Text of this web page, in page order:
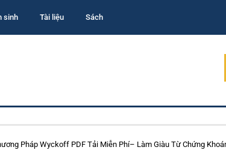
sinh Tài liệu Sách
Pháp Wyckoff PDF Tải Miễn Phí– Làm Giàu Từ Chứng